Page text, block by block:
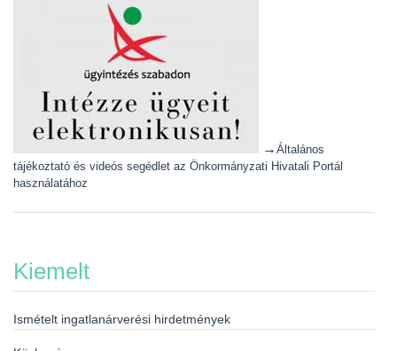
→ Általános
tájékoztató és videós segédlet az Önkormányzati Hivatali Portál
használatához
Kiemelt
Ismételt ingatlanárverési hirdetmények